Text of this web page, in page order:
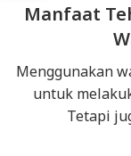
Manfaat
Menggunakan
untuk
Tetapi